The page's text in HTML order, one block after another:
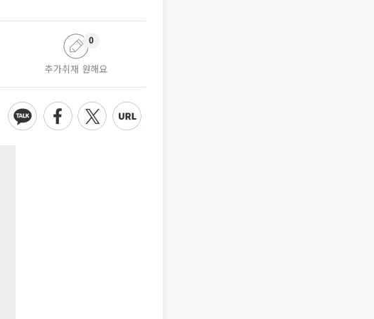
추가취재 원해요
0